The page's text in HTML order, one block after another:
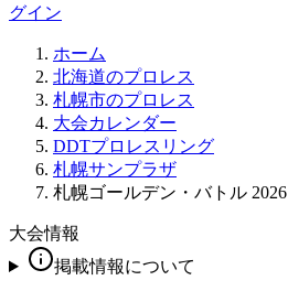
グイン
ホーム
北海道のプロレス
札幌市のプロレス
大会カレンダー
DDTプロレスリング
札幌サンプラザ
札幌ゴールデン・バトル 2026
大会情報
掲載情報について